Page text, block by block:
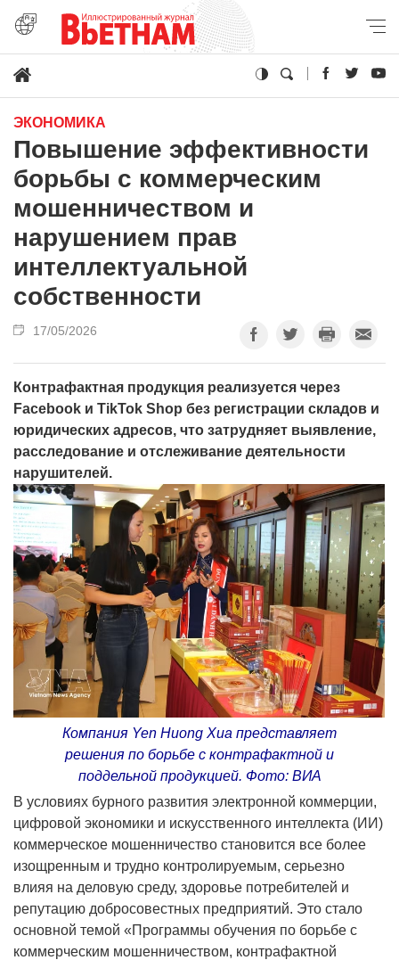
ЭКОНОМИКА
Повышение эффективности
борьбы с коммерческим
мошенничеством и
нарушением прав
интеллектуальной
собственности
17/05/2026
Контрафактная продукция реализуется через
Facebook и TikTok Shop без регистрации складов и
юридических адресов, что затрудняет выявление,
расследование и отслеживание деятельности
нарушителей.
Компания Yen Huong Xua представляет
решения по борьбе с контрафактной и
поддельной продукцией. Фото: ВИА
В условиях бурного развития электронной коммерции,
цифровой экономики и искусственного интеллекта (ИИ)
коммерческое мошенничество становится все более
изощренным и трудно контролируемым, серьезно
влияя на деловую среду, здоровье потребителей и
репутацию добросовестных предприятий. Это стало
основной темой «Программы обучения по борьбе с
коммерческим мошенничеством, контрафактной